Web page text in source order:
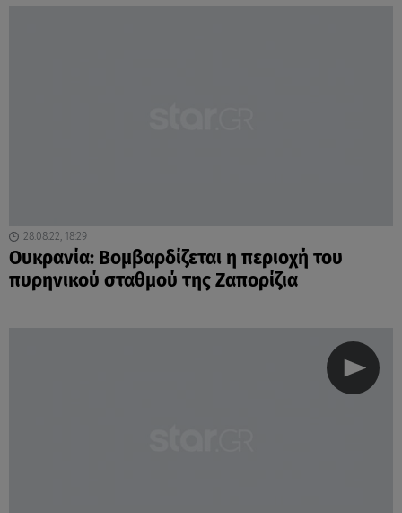
28.08.22, 18:29
Ουκρανία: Βομβαρδίζεται η περιοχή του
πυρηνικού σταθμού της Ζαπορίζια